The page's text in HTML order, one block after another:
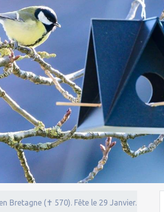
Bretagne (✝ 570). Fête le 29 Janvier.